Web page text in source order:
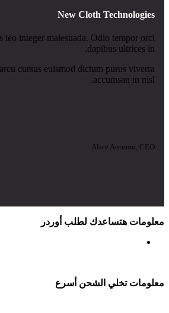
New Cloth Technologies
leo integer malesuada. Odio tempor orci
dapibus ultrices in.
cursus euismod dictum purus viverra
accumsan in nisl.
Alice Autumn, CEO
معلومات هتساعدك لطلب أوردر
معلومات تخلي الشحن أسرع